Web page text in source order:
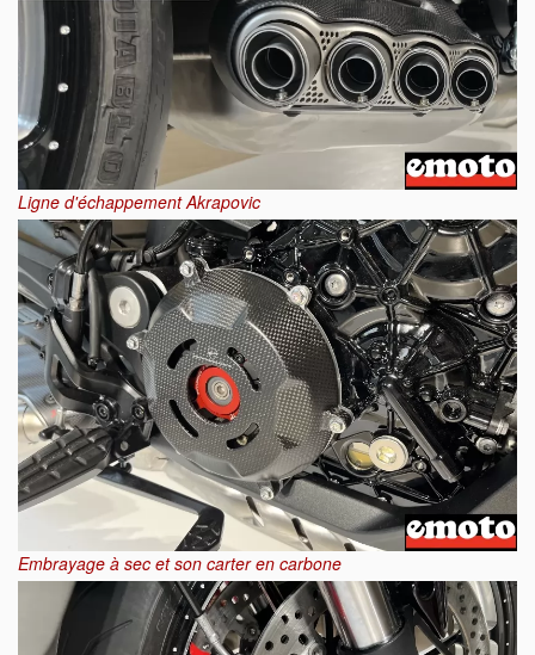
Ligne d'échappement Akrapovic
Embrayage à sec et son carter en carbone